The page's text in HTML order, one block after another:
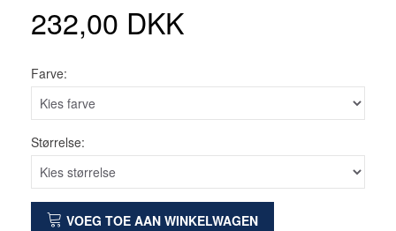
232,00 DKK
Farve:
Størrelse:
VOEG TOE AAN WINKELWAGEN